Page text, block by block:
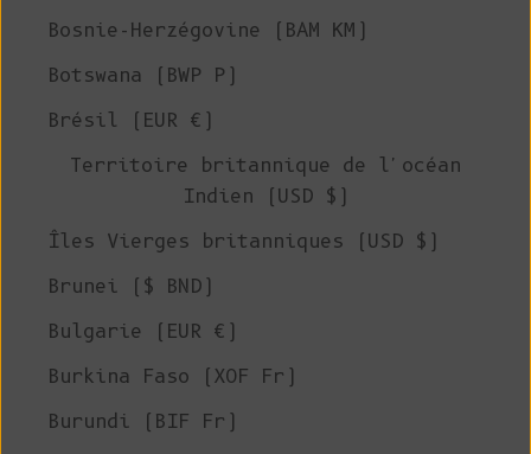
Bosnie-Herzégovine (BAM КМ)
Botswana (BWP P)
Brésil (EUR €)
Territoire britannique de l'océan
Indien (USD $)
Îles Vierges britanniques (USD $)
Brunei ($ BND)
Bulgarie (EUR €)
Burkina Faso (XOF Fr)
Burundi (BIF Fr)